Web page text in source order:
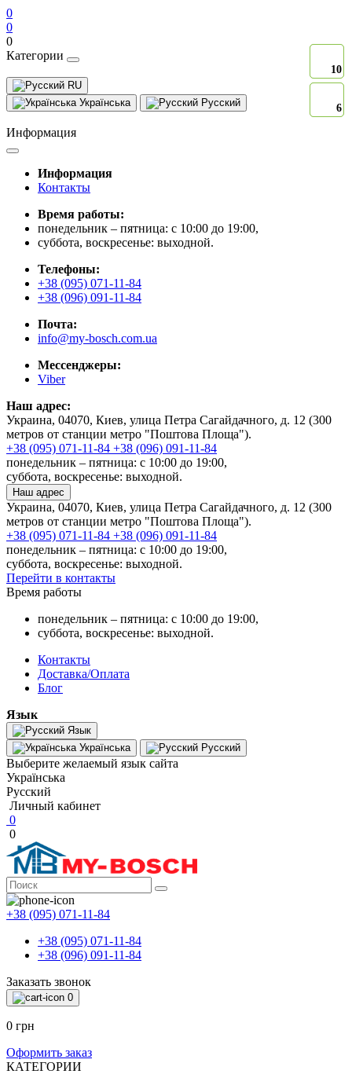
0
0
0
Категории
RU
Українська
Русский
Информация
Информация
Контакты
Время работы:
понедельник – пятница: с 10:00 до 19:00,
суббота, воскресенье: выходной.
Телефоны:
+38 (095) 071-11-84
+38 (096) 091-11-84
Почта:
info@my-bosch.com.ua
Мессенджеры:
Viber
Наш адрес:
Украина, 04070, Киев, улица Петра Сагайдачного, д. 12 (300
метров от станции метро "Поштова Площа").
+38 (095) 071-11-84 +38 (096) 091-11-84
понедельник – пятница: с 10:00 до 19:00,
суббота, воскресенье: выходной.
Наш адрес
Украина, 04070, Киев, улица Петра Сагайдачного, д. 12 (300
метров от станции метро "Поштова Площа").
+38 (095) 071-11-84 +38 (096) 091-11-84
понедельник – пятница: с 10:00 до 19:00,
суббота, воскресенье: выходной.
Перейти в контакты
Время работы
понедельник – пятница: с 10:00 до 19:00,
суббота, воскресенье: выходной.
Контакты
Доставка/Оплата
Блог
Язык
Язык
Українська
Русский
Выберите желаемый язык сайта
Українська
Русский
Личный кабинет
0
0
+38 (095) 071-11-84
+38 (095) 071-11-84
+38 (096) 091-11-84
Заказать звонок
0
0 грн
Оформить заказ
КАТЕГОРИИ
10
6
10
6